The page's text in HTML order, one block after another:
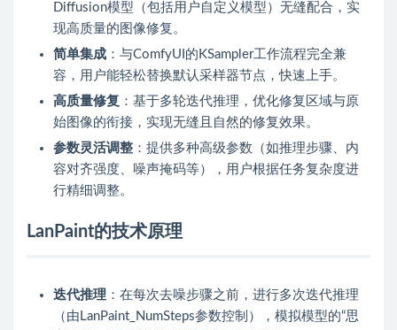
Diffusion模型（包括用户自定义模型）无缝配合，实
现高质量的图像修复。
简单集成 ：与ComfyUI的KSampler工作流程完全兼
容，用户能轻松替换默认采样器节点，快速上手。
高质量修复 ：基于多轮迭代推理，优化修复区域与原
始图像的衔接，实现无缝且自然的修复效果。
参数灵活调整 ：提供多种高级参数（如推理步骤、内
容对齐强度、噪声掩码等），用户根据任务复杂度进
行精细调整。
LanPaint的技术原理
迭代推理 ：在每次去噪步骤之前，进行多次迭代推理
（由LanPaint_NumSteps参数控制），模拟模型的“思